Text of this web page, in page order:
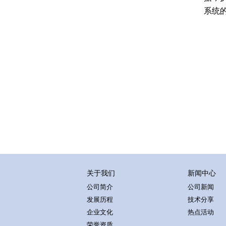
系统
关于我们
公司简介
发展历程
企业文化
新闻中心
公司新闻
技术分享
热点活动